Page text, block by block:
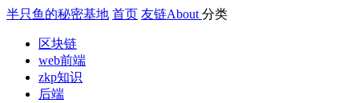
半只鱼的秘密基地 首页 友链About 分类
区块链
web前端
zkp知识
后端